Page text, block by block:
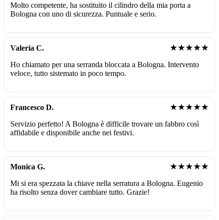
Molto competente, ha sostituito il cilindro della mia porta a
Bologna con uno di sicurezza. Puntuale e serio.
Valeria C. ★★★★★
Ho chiamato per una serranda bloccata a Bologna. Intervento
veloce, tutto sistemato in poco tempo.
Francesco D. ★★★★★
Servizio perfetto! A Bologna è difficile trovare un fabbro così
affidabile e disponibile anche nei festivi.
Monica G. ★★★★★
Mi si era spezzata la chiave nella serratura a Bologna. Eugenio
ha risolto senza dover cambiare tutto. Grazie!